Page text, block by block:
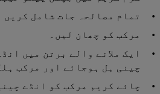
تمام مصالحہ جات شامل کریں اور 5 منٹ کے لئے مزید
مرکب کو چھان لیں۔
ایک ملانے والے برتن میں
چینی ہل ہوجائے اور مرکب
چائے کریم مرکب کو انڈے